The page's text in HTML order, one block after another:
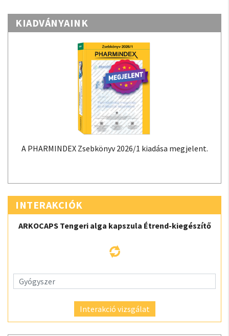
KIADVÁNYAINK
A PHARMINDEX Zsebkönyv 2026/1 kiadása megjelent.
INTERAKCIÓK
ARKOCAPS Tengeri alga kapszula Étrend-kiegészítő
Interakció vizsgálat